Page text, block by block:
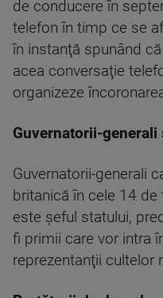
de conducere în
telefon în timp ce se
în instanţă spunând
acea conversaţie
organizeze
Guvernatorii-
Guvernatorii-generali
britanică în cele 14 de
este şeful statului,
fi primii care vor intra
reprezentanţii cultelor